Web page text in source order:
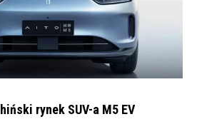
rynek SUV-a M5 EV